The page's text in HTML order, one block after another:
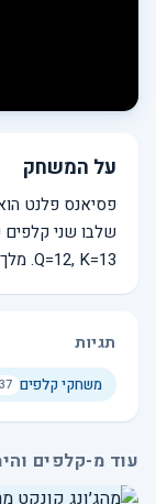
על המשחק
פסיאנס פלנט
Q=12, K=13. מלך יכול להיות מוסר לבדו.
תגיות
משחקי קלפים
עוד מ-קלפים